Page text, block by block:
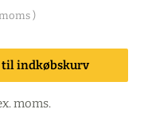
)
indkøbskurv
moms.